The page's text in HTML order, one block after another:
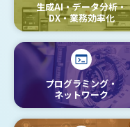
生成AI・データ分析・
DX・業務効率化
プログラミング・
ネットワーク